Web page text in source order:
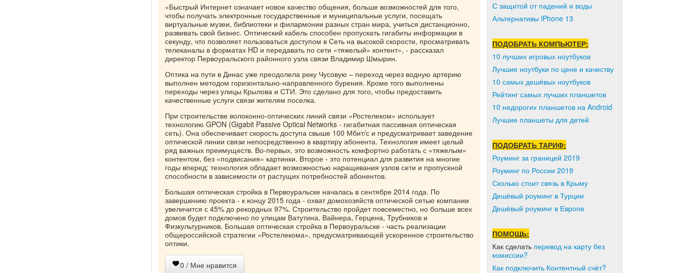
«Быстрый Интернет означает новое качество общения, больше возможностей для того,
чтобы получать электронные государственные и муниципальные услуги, посещать
виртуальные музеи, библиотеки и филармонии разных стран мира, учиться дистанционно,
развивать свой бизнес. Оптический кабель способен пропускать гигабиты информации в
секунду, что позволяет пользоваться доступом в Сеть на высокой скорости, просматривать
телеканалы в форматах HD и передавать по сети «тяжелый» контент», - рассказал
директор Первоуральского районного узла связи Владимир Шмырин.
Оптика на пути в Динас уже преодолела реку Чусовую – переход через водную артерию
выполнен методом горизонтально-направленного бурения. Кроме того выполнены
переходы через улицы Крылова и СТИ. Это сделано для того, чтобы предоставить
качественные услуги связи жителям поселка.
При строительстве волоконно-оптических линий связи «Ростелеком» использует
технологию GPON (Gigabit Passive Optical Networks - гигабитная пассивная оптическая
сеть). Она обеспечивает скорость доступа свыше 100 Мбит/с и предусматривает заведение
оптической линии связи непосредственно в квартиру абонента. Технология имеет целый
ряд важных преимуществ. Во-первых, это возможность комфортно работать с «тяжелым»
контентом, без «подвисания» картинки. Второе - это потенциал для развития на многие
годы вперед: технология обладает возможностью наращивания узлов сети и пропускной
способности в зависимости от растущих потребностей абонентов.
Большая оптическая стройка в Первоуральске началась в сентябре 2014 года. По
завершению проекта - к концу 2015 года - охват домохозяйств оптической сетью компании
увеличится с 45% до рекордных 97%. Строительство пройдет повсеместно, но больше всех
домов будет подключено по улицам Ватутина, Вайнера, Герцена, Трубников и
Физкультурников. Большая оптическая стройка в Первоуральске - часть реализации
общероссийской стратегии «Ростелекома», предусматривающей ускоренное строительство
оптики.
0 / Мне нравится
С защитой от падений и воды
Альтернативы iPhone 13
ПОДОБРАТЬ КОМПЬЮТЕР:
10 лучших игровых ноутбуков
Лучшие ноутбуки по цене и качеству
10 самых дешёвых ноутбуков
Рейтинг самых лучших планшетов
10 недорогих планшетов на Android
Лучшие планшеты для детей
ПОДОБРАТЬ ТАРИФ:
Роуминг за границей 2019
Роуминг по России 2019
Сколько стоит связь в Крыму
Дешёвый роуминг в Турции
Дешёвый роуминг в Европе
ПОМОЩЬ:
Как сделать перевод на карту без
комиссии?
Как подключить Контентный счёт?